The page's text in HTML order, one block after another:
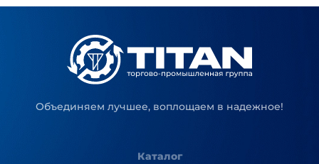
Объединяем лучшее, воплощаем в надежное!
Каталог